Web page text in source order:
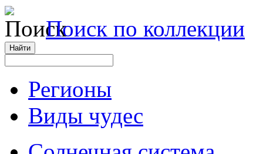
Поиск по коллекции
Регионы
Виды чудес